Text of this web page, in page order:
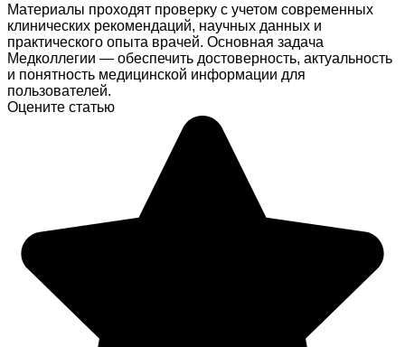
Материалы проходят проверку с учетом современных
клинических рекомендаций, научных данных и
практического опыта врачей. Основная задача
Медколлегии — обеспечить достоверность, актуальность
и понятность медицинской информации для
пользователей.
Оцените статью